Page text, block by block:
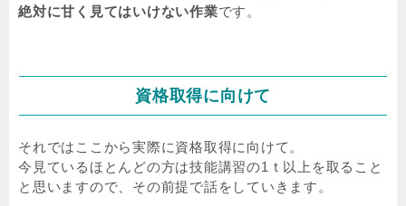
絶対に甘く見てはいけない作業です。
資格取得に向けて
それではここから実際に資格取得に向けて。
今見ているほとんどの方は技能講習の1ｔ以上を取ること
と思いますので、その前提で話をしていきます。